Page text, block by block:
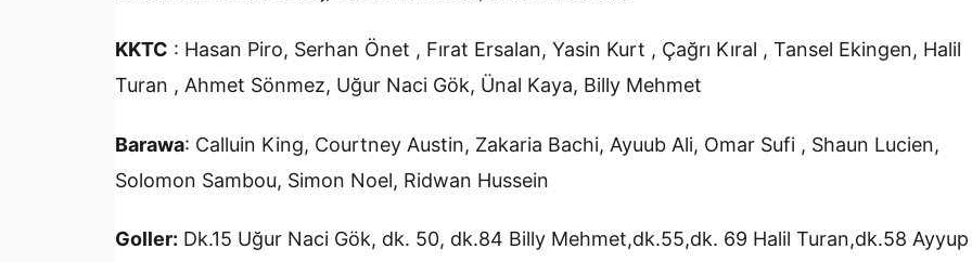
KKTC : Hasan Piro, Serhan Önet , Fırat Ersalan, Yasin Kurt , Çağrı Kıral , Tansel Ekingen, Halil
Turan , Ahmet Sönmez, Uğur Naci Gök, Ünal Kaya, Billy Mehmet
Barawa: Calluin King, Courtney Austin, Zakaria Bachi, Ayuub Ali, Omar Sufi , Shaun Lucien,
Solomon Sambou, Simon Noel, Ridwan Hussein
Goller: Dk.15 Uğur Naci Gök, dk. 50, dk.84 Billy Mehmet,dk.55,dk. 69 Halil Turan,dk.58 Ayyup